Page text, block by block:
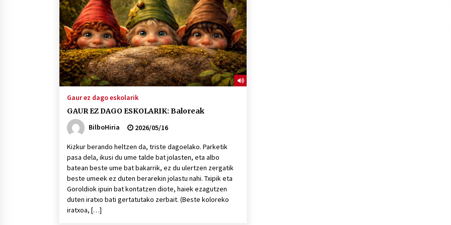
protagonista
2026/07/16
POTTO: San Pedro jaietako bertso-
saioa
2026/07/09
Auritz Iñurrietaren margoak
ikusgai Uribitarte40 aretoan
Gaur ez dago eskolarik
GAUR EZ DAGO ESKOLARIK: Baloreak
BilboHiria
2026/05/16
Kizkur berando heltzen da, triste dagoelako. Parketik
pasa dela, ikusi du ume talde bat jolasten, eta albo
batean beste ume bat bakarrik, ez du ulertzen zergatik
beste umeek ez duten berarekin jolastu nahi. Txipik eta
Goroldiok ipuin bat kontatzen diote, haiek ezagutzen
duten iratxo bati gertatutako zerbait. (Beste koloreko
iratxoa, […]